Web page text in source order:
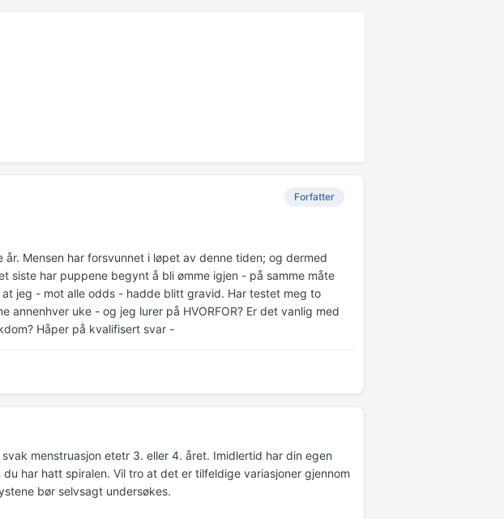
Forfatter
Mensen har forsvunnet i løpet av denne tiden; og dermed
siste har puppene begynt å bli ømme igjen - på samme måte
jeg - mot alle odds - hadde blitt gravid. Har testet meg to
annenhver uke - og jeg lurer på HVORFOR? Er det vanlig med
Håper på kvalifisert svar -
menstruasjon etetr 3. eller 4. året. Imidlertid har din egen
har hatt spiralen. Vil tro at det er tilfeldige variasjoner gjennom
bør selvsagt undersøkes.